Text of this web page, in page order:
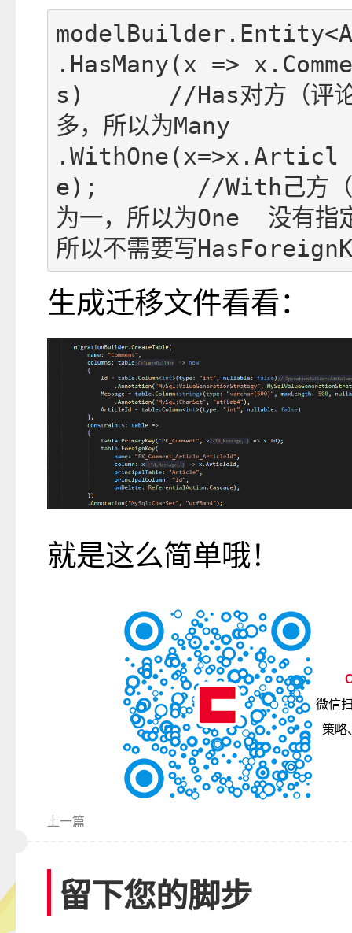
.HasMany(x =>
s)      //Has对方（评
多，所以为Many
.WithOne(x=>x.Articl
e);       //With己方（
为一，所以为One  没有指
所以不需要写
生成迁移文件看看：
就是这么简单哦！
微信
策略
上一篇
留下您的脚步